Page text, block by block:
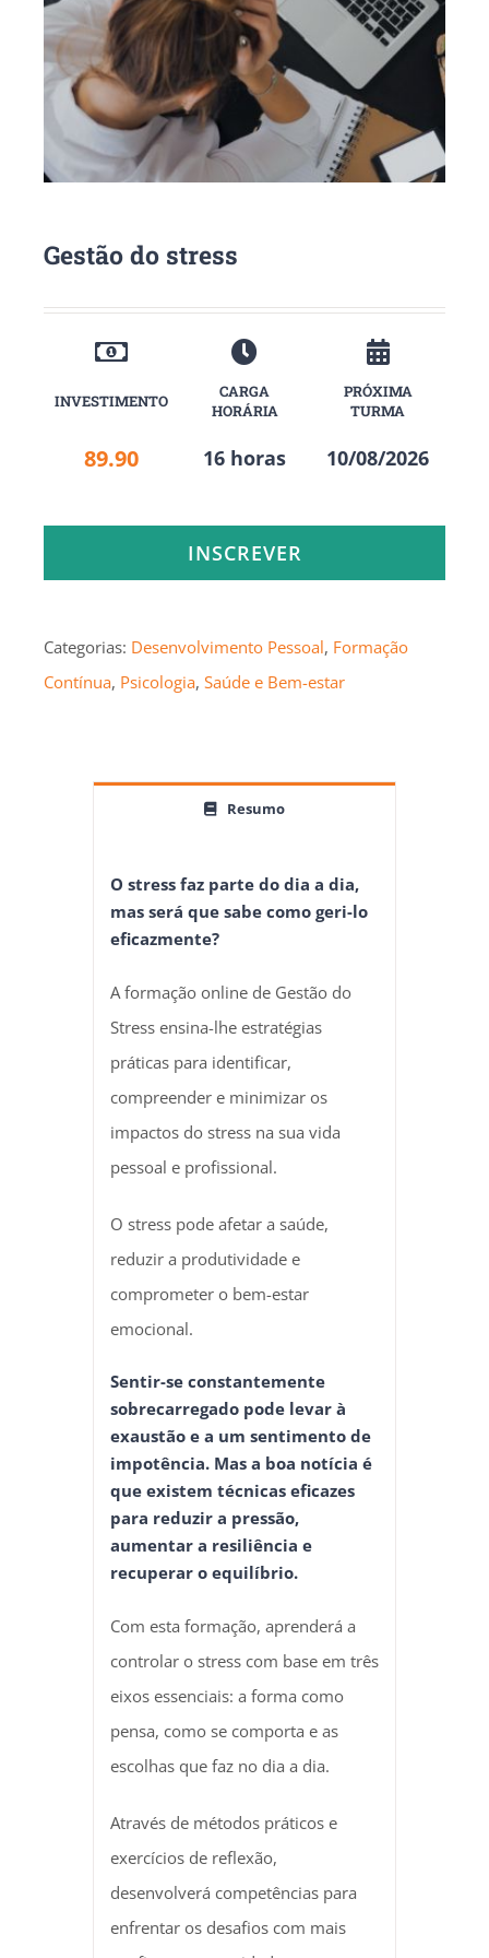
Gestão do stress
INVESTIMENTO
CARGA
HORÁRIA
PRÓXIMA
TURMA
89.90 16 horas 10/08/2026
INSCREVER
Categorias: Desenvolvimento Pessoal, Formação
Contínua, Psicologia, Saúde e Bem-estar
Resumo
O stress faz parte do dia a dia,
mas será que sabe como geri-lo
eficazmente?
A formação online de Gestão do
Stress ensina-lhe estratégias
práticas para identificar,
compreender e minimizar os
impactos do stress na sua vida
pessoal e profissional.
O stress pode afetar a saúde,
reduzir a produtividade e
comprometer o bem-estar
emocional.
Sentir-se constantemente
sobrecarregado pode levar à
exaustão e a um sentimento de
impotência. Mas a boa notícia é
que existem técnicas eficazes
para reduzir a pressão,
aumentar a resiliência e
recuperar o equilíbrio.
Com esta formação, aprenderá a
controlar o stress com base em três
eixos essenciais: a forma como
pensa, como se comporta e as
escolhas que faz no dia a dia.
Através de métodos práticos e
exercícios de reflexão,
desenvolverá competências para
enfrentar os desafios com mais